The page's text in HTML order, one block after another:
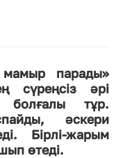
парады»
сүреңсіз әрі
болғалы тұр.
әскери
Бірлі-жарым
өтеді.